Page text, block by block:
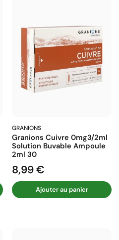
GRANIONS
Granions Cuivre 0mg3/2ml
Solution Buvable Ampoule
2ml 30
Prix
8,99 €
Ajouter au panier